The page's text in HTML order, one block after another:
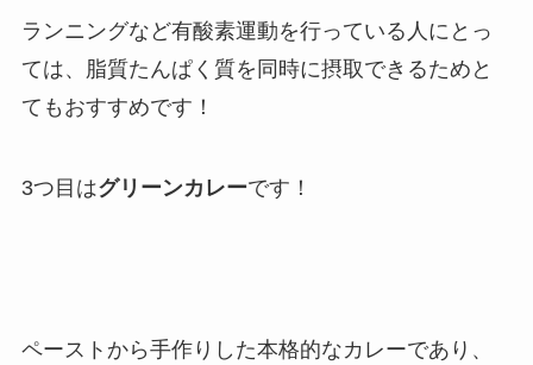
ランニングなど有酸素運動を行っている人にとっ
ては、脂質たんぱく質を同時に摂取できるためと
てもおすすめです！
3つ目はグリーンカレーです！
ペーストから手作りした本格的なカレーであり、